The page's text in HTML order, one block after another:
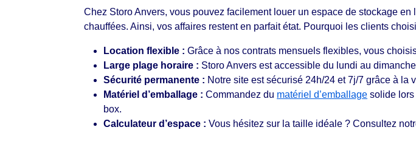
Chez Storo Anvers, vous pouvez facilement louer un espace de stockage
chauffées. Ainsi, vos affaires restent en parfait état. Pourquoi les clients
Location flexible : Grâce à nos contrats mensuels flexibles, vous
Large plage horaire : Storo Anvers est accessible du lundi au
Sécurité permanente : Notre site est sécurisé 24h/24 et 7j/7 grâce à la
Matériel d’emballage : Commandez du matériel d’emballage solide lors
box.
Calculateur d’espace : Vous hésitez sur la taille idéale ? Consultez